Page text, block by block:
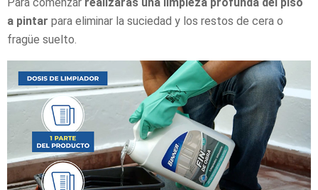
a pintar para eliminar la suciedad y los restos de cera o
fragüe suelto.